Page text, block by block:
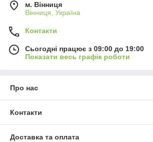
м. Вінниця
Вінниця, Україна
Контакти
Сьогодні працює з 09:00 до 19:00
Показати весь графік роботи
Про нас
Контакти
Доставка та оплата